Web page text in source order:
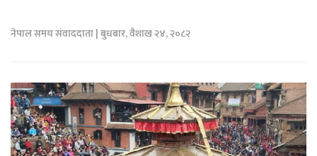
नेपाल समय संवाददाता | बुधबार, वैशाख २४, २०८२